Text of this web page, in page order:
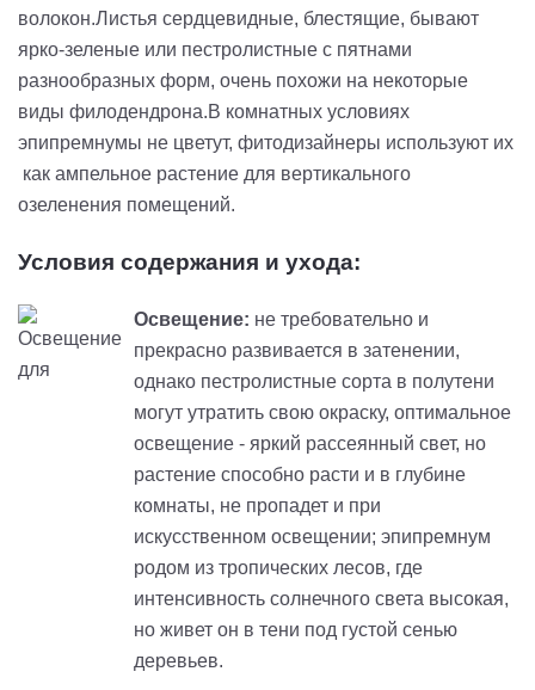
волокон.Листья сердцевидные, блестящие, бывают
ярко-зеленые или пестролистные с пятнами
разнообразных форм, очень похожи на некоторые
виды филодендрона.В комнатных условиях
эпипремнумы не цветут, фитодизайнеры используют их
как ампельное растение для вертикального
озеленения помещений.
Условия содержания и ухода:
Освещение: не требовательно и
прекрасно развивается в затенении,
однако пестролистные сорта в полутени
могут утратить свою окраску, оптимальное
освещение - яркий рассеянный свет, но
растение способно расти и в глубине
комнаты, не пропадет и при
искусственном освещении; эпипремнум
родом из тропических лесов, где
интенсивность солнечного света высокая,
но живет он в тени под густой сенью
деревьев.